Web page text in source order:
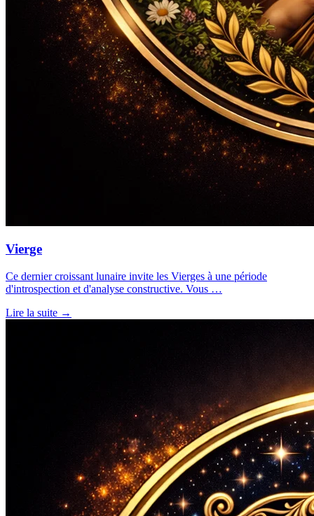
Vierge
Ce dernier croissant lunaire invite les Vierges à une période
d'introspection et d'analyse constructive. Vous …
Lire la suite →